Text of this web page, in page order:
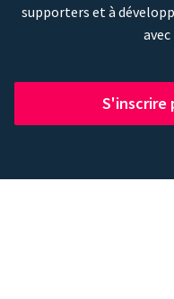
supporters et à
S'inscrire